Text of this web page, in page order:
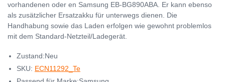
vorhandenen oder en Samsung EB-BG890ABA. Er kann ebenso
als zusätzlicher Ersatzakku für unterwegs dienen. Die
Handhabung sowie das Laden erfolgen wie gewohnt problemlos
mit dem Standard-Netzteil/Ladegerät.
Zustand:Neu
SKU: ECN11292_Te